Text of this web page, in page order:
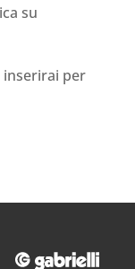
su
inserirai per